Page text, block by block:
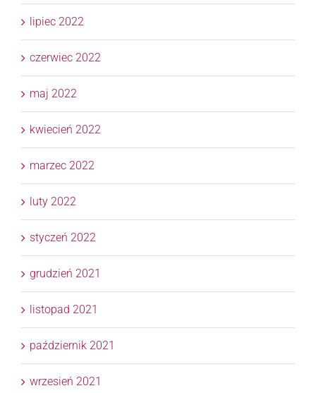
lipiec 2022
czerwiec 2022
maj 2022
kwiecień 2022
marzec 2022
luty 2022
styczeń 2022
grudzień 2021
listopad 2021
październik 2021
wrzesień 2021